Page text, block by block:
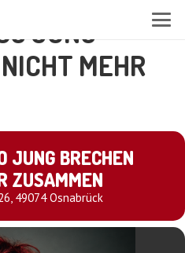
JUNG
MEHR
JUNG BRECHEN
ZUSAMMEN
49074 Osnabrück